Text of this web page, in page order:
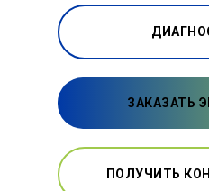
ЗАКАЗАТЬ
ПОЛУЧИТЬ